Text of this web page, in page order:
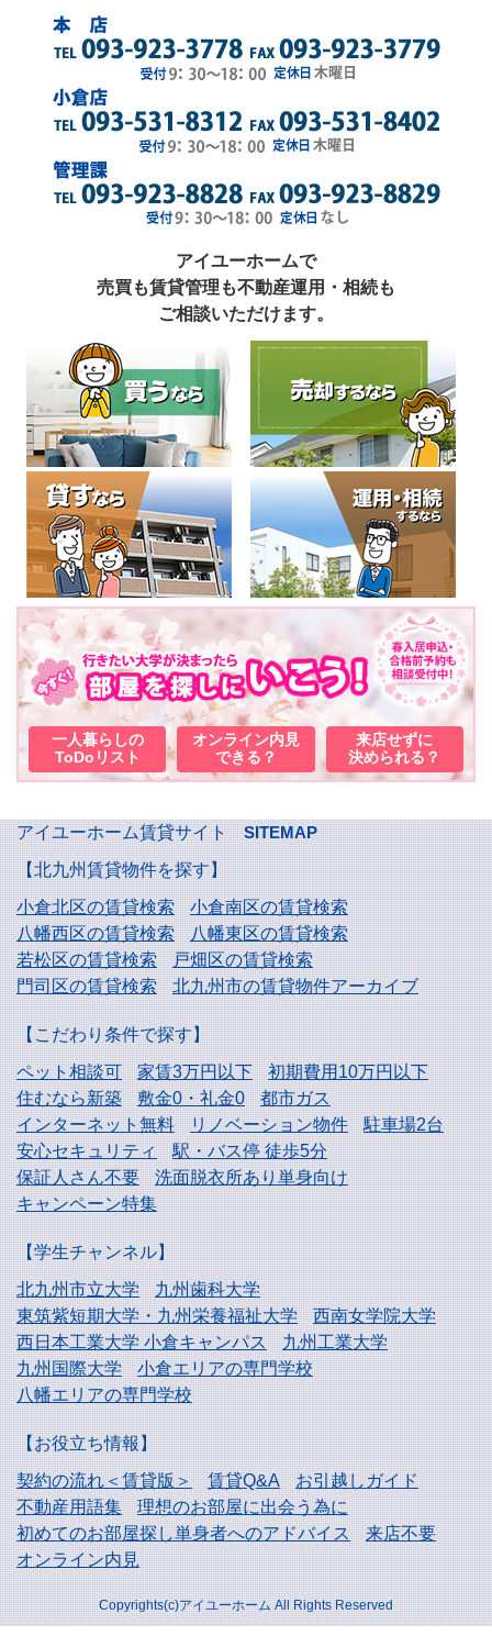
アイユーホームで
売買も賃貸管理も不動産運用・相続も
ご相談いただけます。
一人暮らしの
ToDoリスト
オンライン内見
できる？
来店せずに
決められる？
アイユーホーム賃貸サイト
SITEMAP
【北九州賃貸物件を探す】
小倉北区の賃貸検索
小倉南区の賃貸検索
八幡西区の賃貸検索
八幡東区の賃貸検索
若松区の賃貸検索
戸畑区の賃貸検索
門司区の賃貸検索
北九州市の賃貸物件アーカイブ
【こだわり条件で探す】
ペット相談可
家賃3万円以下
初期費用10万円以下
住むなら新築
敷金0・礼金0
都市ガス
インターネット無料
リノベーション物件
駐車場2台
安心セキュリティ
駅・バス停 徒歩5分
保証人さん不要
洗面脱衣所あり単身向け
キャンペーン特集
【学生チャンネル】
北九州市立大学
九州歯科大学
東筑紫短期大学・九州栄養福祉大学
西南女学院大学
西日本工業大学小倉キャンパス
九州工業大学
九州国際大学
小倉エリアの専門学校
八幡エリアの専門学校
【お役立ち情報】
契約の流れ＜賃貸版＞
賃貸Q&A
お引越しガイド
不動産用語集
理想のお部屋に出会う為に
初めてのお部屋探し単身者へのアドバイス
来店不要
オンライン内見
Copyrights(c)アイユーホーム All Rights Reserved